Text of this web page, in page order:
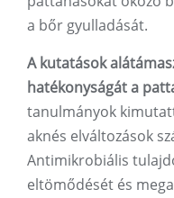
a bőr gyulladását.
A kutatások
hatékonyságát a
tanulmányok
aknés elváltozások
Antimikrobiális
eltömődését és